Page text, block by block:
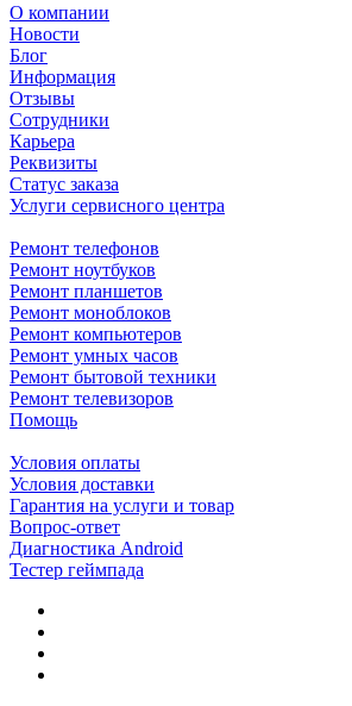
О компании
Новости
Блог
Информация
Отзывы
Сотрудники
Карьера
Реквизиты
Статус заказа
Услуги сервисного центра
Ремонт телефонов
Ремонт ноутбуков
Ремонт планшетов
Ремонт моноблоков
Ремонт компьютеров
Ремонт умных часов
Ремонт бытовой техники
Ремонт телевизоров
Помощь
Условия оплаты
Условия доставки
Гарантия на услуги и товар
Вопрос-ответ
Диагностика Android
Тестер геймпада